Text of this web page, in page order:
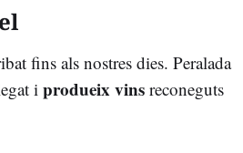
fins als nostres dies. Peralada
i produeix vins reconeguts